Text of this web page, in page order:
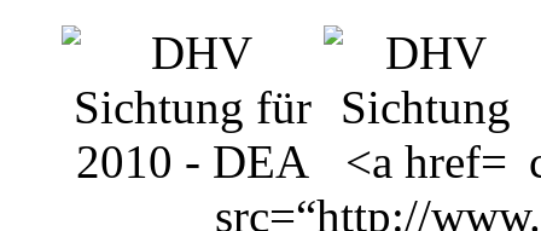
src=“http://